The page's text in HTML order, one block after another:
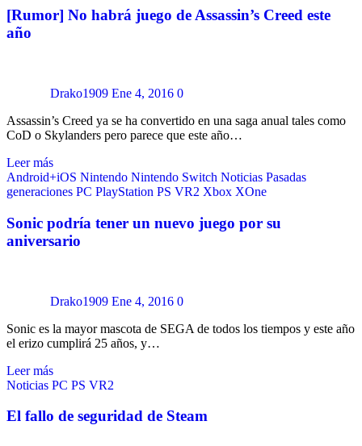
[Rumor] No habrá juego de Assassin’s Creed este
año
Drako1909 Ene 4, 2016 0
Assassin’s Creed ya se ha convertido en una saga anual tales como
CoD o Skylanders pero parece que este año…
Leer más
Android+iOS Nintendo Nintendo Switch Noticias Pasadas
generaciones PC PlayStation PS VR2 Xbox XOne
Sonic podría tener un nuevo juego por su
aniversario
Drako1909 Ene 4, 2016 0
Sonic es la mayor mascota de SEGA de todos los tiempos y este año
el erizo cumplirá 25 años, y…
Leer más
Noticias PC PS VR2
El fallo de seguridad de Steam